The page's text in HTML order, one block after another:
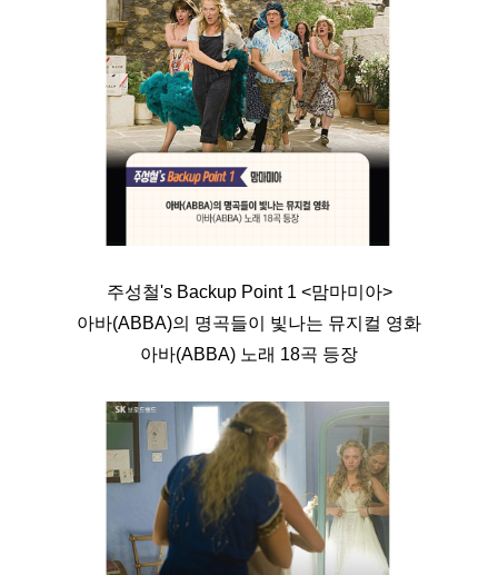
주성철's Backup Point 1 <맘마미아>
아바(ABBA)의 명곡들이 빛나는 뮤지컬 영화
아바(ABBA) 노래 18곡 등장